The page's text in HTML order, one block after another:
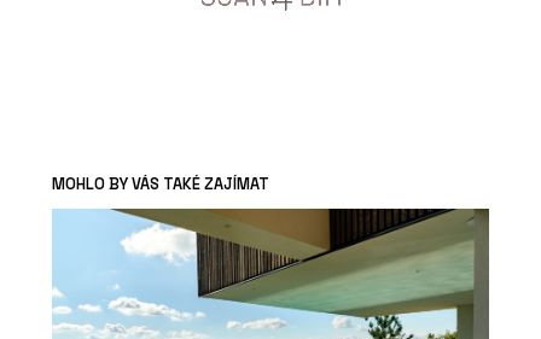
MOHLO BY VÁS TAKÉ ZAJÍMAT